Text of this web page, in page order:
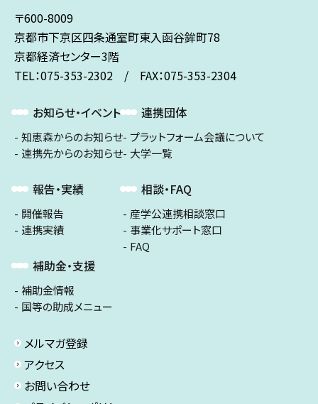
〒600-8009
京都市下京区四条通室町東入函谷鉾町78
京都経済センター3階
TEL：075-353-2302 / FAX：075-353-2304
お知らせ・イベント
知恵森からのお知らせ
連携先からのお知らせ
報告・実績
開催報告
連携実績
補助金・支援
補助金情報
国等の助成メニュー
連携団体
プラットフォーム会議について
大学一覧
相談・FAQ
産学公連携相談窓口
事業化サポート窓口
FAQ
メルマガ登録
アクセス
お問い合わせ